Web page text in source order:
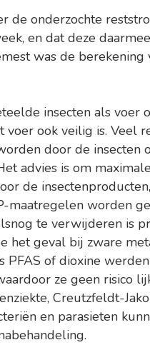
de onderzochte
en dat deze
was de
insecten als voer
ook veilig is. Veel
door de insecten
advies is om
de
maatregelen worden
te verwijderen is
het geval bij zware
of dioxine
ze geen risico
Creutzfeldt-
en parasieten